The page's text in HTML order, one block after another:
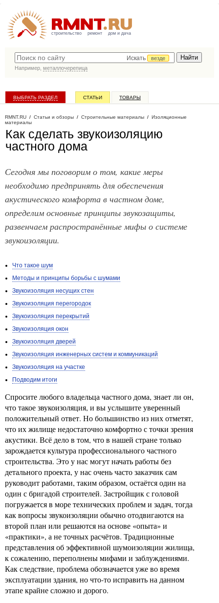
строительство ремонт дом и дача
Искать
везде
Например, металлочерепица
ВЫБРАТЬ РАЗДЕЛ СТАТЬИ ТОВАРЫ
RMNT.RU / Статьи и обзоры / Строительные материалы / Изоляционные
материалы
Как сделать звукоизоляцию
частного дома
Сегодня мы поговорим о том, какие меры
необходимо предпринять для обеспечения
акустического комфорта в частном доме,
определим основные принципы звукозащиты,
развенчаем распространённые мифы о системе
звукоизоляции.
Что такое шум
Методы и принципы борьбы с шумами
Звукоизоляция несущих стен
Звукоизоляция перегородок
Звукоизоляция перекрытий
Звукоизоляция окон
Звукоизоляция дверей
Звукоизоляция инженерных систем и коммуникаций
Звукоизоляция на участке
Подводим итоги
Спросите любого владельца частного дома, знает ли он,
что такое звукоизоляция, и вы услышите уверенный
положительный ответ. Но большинство из них отметят,
что их жилище недостаточно комфортно с точки зрения
акустики. Всё дело в том, что в нашей стране только
зарождается культура профессионального частного
строительства. Это у нас могут начать работы без
детального проекта, у нас очень часто заказчик сам
руководит работами, таким образом, остаётся один на
один с бригадой строителей. Застройщик с головой
погружается в море технических проблем и задач, тогда
как вопросы звукоизоляции обычно отодвигаются на
второй план или решаются на основе «опыта» и
«практики», а не точных расчётов. Традиционные
представления об эффективной шумоизоляции жилища,
к сожалению, переполнены мифами и заблуждениями.
Как следствие, проблема обозначается уже во время
эксплуатации здания, но что-то исправить на данном
этапе крайне сложно и дорого.